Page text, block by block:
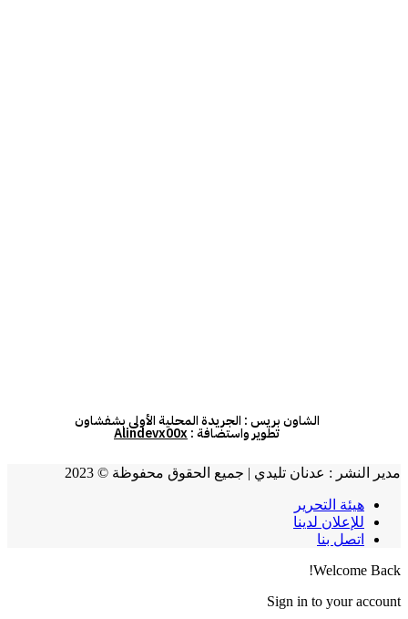
الشاون بريس : الجريدة المحلية الأولى بشفشاون
تطوير واستضافة :Alindevx00x
مدير النشر : عدنان تليدي | جميع الحقوق محفوظة © 2023
هيئة التحرير
للإعلان لدينا
اتصل بنا
Welcome Back!
Sign in to your account